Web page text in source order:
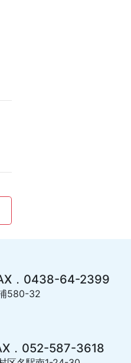
．0438-64-2399
580-32
．052-587-3618